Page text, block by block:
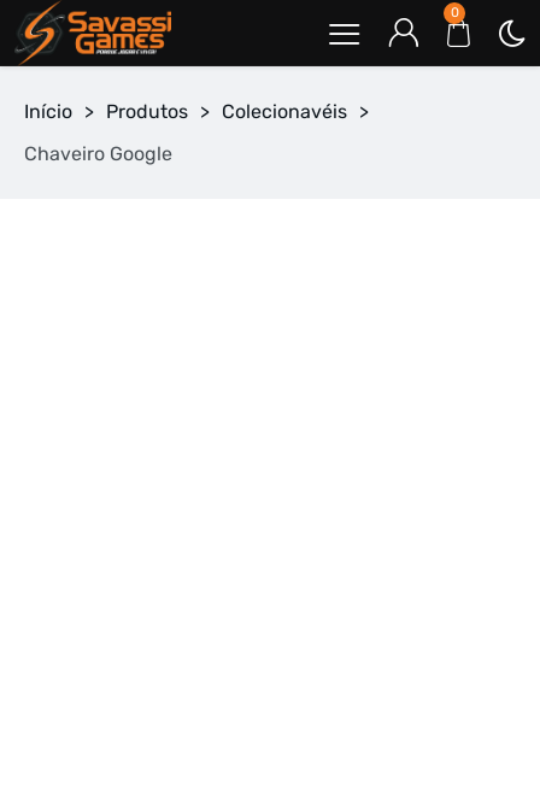
0
Início > Produtos > Colecionavéis >
Chaveiro Google